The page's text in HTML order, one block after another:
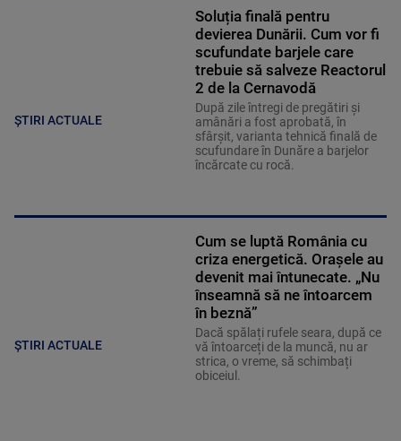
ȘTIRI ACTUALE
Soluția finală pentru
devierea Dunării. Cum vor fi
scufundate barjele care
trebuie să salveze Reactorul
2 de la Cernavodă
După zile întregi de pregătiri și
amânări a fost aprobată, în
sfârșit, varianta tehnică finală de
scufundare în Dunăre a barjelor
încărcate cu rocă.
ȘTIRI ACTUALE
Cum se luptă România cu
criza energetică. Orașele au
devenit mai întunecate. „Nu
înseamnă să ne întoarcem
în beznă”
Dacă spălați rufele seara, după ce
vă întoarceți de la muncă, nu ar
strica, o vreme, să schimbați
obiceiul.